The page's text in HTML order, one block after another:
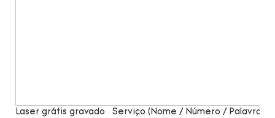
Laser grátis gravado Serviço (Nome / Número / Palavras)